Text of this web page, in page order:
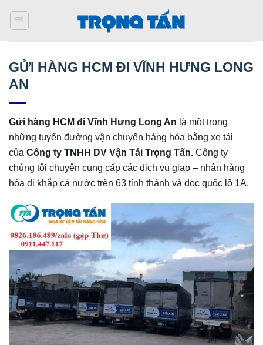
qua
GỬI HÀNG HCM ĐI VĨNH HƯNG LONG
AN
Gửi hàng HCM đi Vĩnh Hưng Long An là một trong
những tuyến đường vận chuyển hàng hóa bằng xe tải
của Công ty TNHH DV Vận Tải Trọng Tấn. Công ty
chúng tôi chuyên cung cấp các dịch vụ giao – nhận hàng
hóa đi khắp cả nước trên 63 tỉnh thành và dọc quốc lộ 1A.